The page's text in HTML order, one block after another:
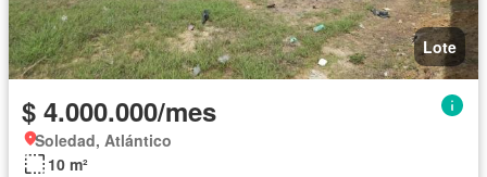
Lote
$ 4.000.000/mes
Soledad, Atlántico
10 m²